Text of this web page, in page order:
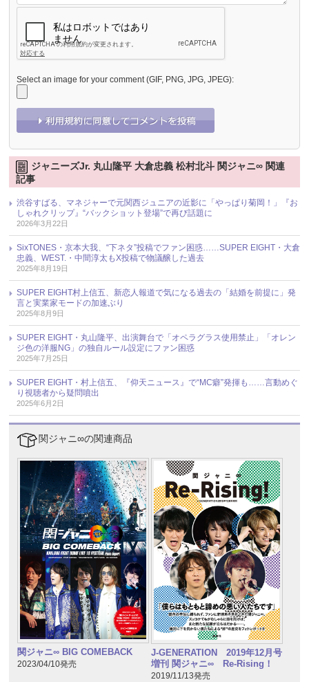
Select an image for your comment (GIF, PNG, JPG, JPEG):
ジャニーズJr. 丸山隆平 大倉忠義 松村北斗 関ジャニ∞ 関連
記事
渋谷すばる、マネジャーで元関西ジュニアの近影に「やっぱり菊岡！」『お
しゃれクリップ』“バックショット登場”で再び話題に
2026年3月22日
SixTONES・京本大我、“下ネタ”投稿でファン困惑……SUPER EIGHT・大倉
忠義、WEST.・中間淳太もX投稿で物議醸した過去
2025年8月19日
SUPER EIGHT村上信五、新恋人報道で気になる過去の「結婚を前提に」発
言と実業家モードの加速ぶり
2025年8月9日
SUPER EIGHT・丸山隆平、出演舞台で「オペラグラス使用禁止」「オレン
ジ色の洋服NG」の独自ルール設定にファン困惑
2025年7月25日
SUPER EIGHT・村上信五、『仰天ニュース』で“MC癖”発揮も……言動めぐ
り視聴者から疑問噴出
2025年6月2日
関ジャニ∞の関連商品
関ジャニ∞ BIG COMEBACK
2023/04/10発売
J-GENERATION 2019年12月号
増刊 関ジャニ∞ Re-Rising！
2019/11/13発売